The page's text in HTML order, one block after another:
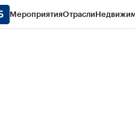
МероприятияОтрасли